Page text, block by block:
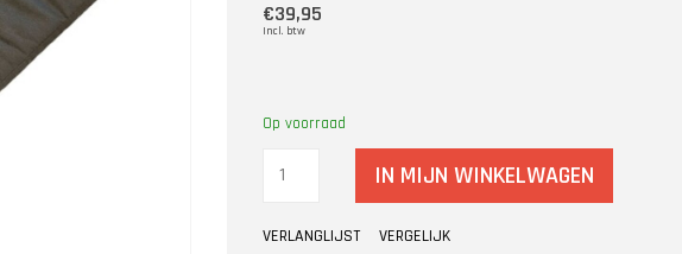
€39,95
Incl. btw
Op voorraad
IN MIJN WINKELWAGEN
VERLANGLIJST VERGELIJK